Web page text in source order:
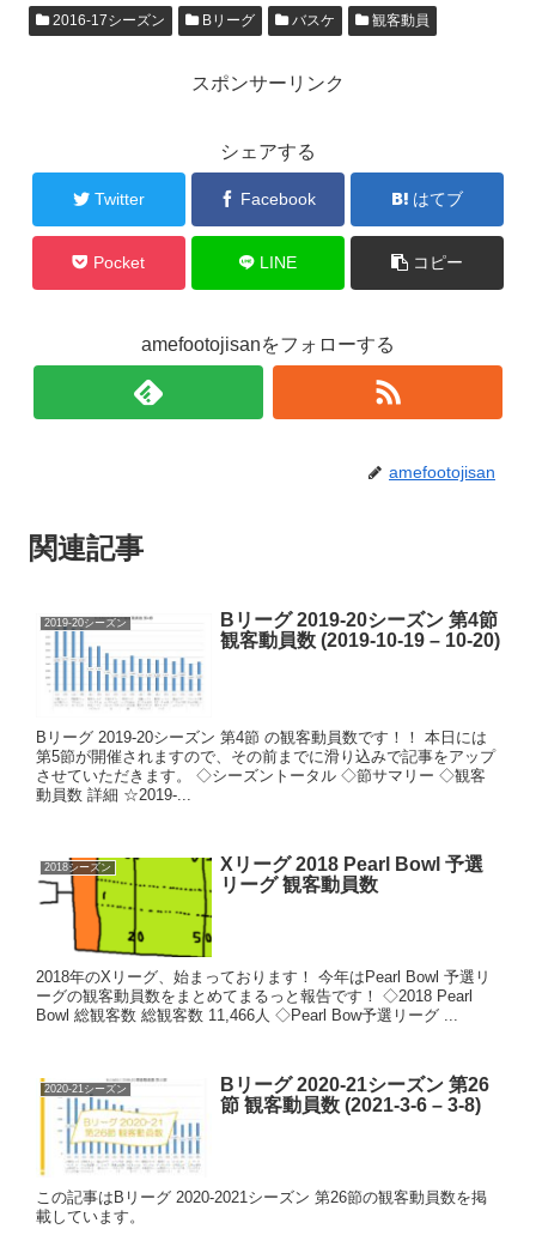
2016-17シーズン Bリーグ バスケ 観客動員
スポンサーリンク
シェアする
Twitter Facebook はてブ
Pocket LINE コピー
amefootojisanをフォローする
amefootojisan
関連記事
2019-20シーズン
Bリーグ 2019-20シーズン 第4節
観客動員数 (2019-10-19 – 10-20)
Bリーグ 2019-20シーズン 第4節 の観客動員数です！！ 本日には
第5節が開催されますので、その前までに滑り込みで記事をアップ
させていただきます。 ◇シーズントータル ◇節サマリー ◇観客
動員数 詳細 ☆2019-...
2018シーズン
Xリーグ 2018 Pearl Bowl 予選
リーグ 観客動員数
2018年のXリーグ、始まっております！ 今年はPearl Bowl 予選リ
ーグの観客動員数をまとめてまるっと報告です！ ◇2018 Pearl
Bowl 総観客数 総観客数 11,466人 ◇Pearl Bow予選リーグ ...
2020-21シーズン
Bリーグ 2020-21シーズン 第26
節 観客動員数 (2021-3-6 – 3-8)
この記事はBリーグ 2020-2021シーズン 第26節の観客動員数を掲
載しています。